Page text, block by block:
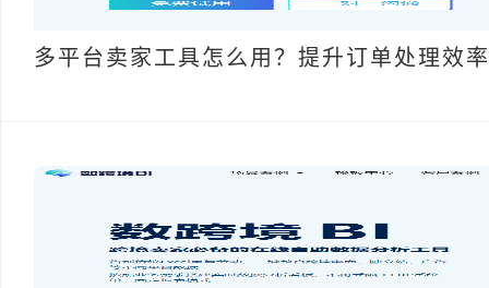
多平台卖家工具怎么用？提升订单处理效